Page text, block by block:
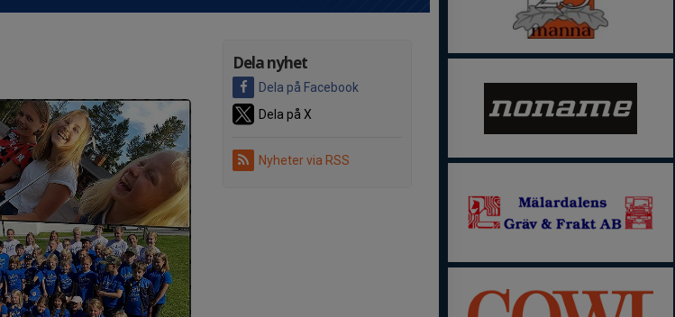
Dela nyhet
Dela på Facebook
Dela på X
Nyheter via RSS